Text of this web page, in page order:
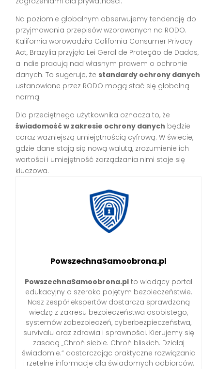
Na poziomie globalnym obserwujemy tendencję do
przyjmowania przepisów wzorowanych na RODO.
Kalifornia wprowadziła California Consumer Privacy
Act, Brazylia przyjęła Lei Geral de Proteção de Dados,
a Indie pracują nad własnym prawem o ochronie
danych. To sugeruje, że standardy ochrony danych
ustanowione przez RODO mogą stać się globalną
normą.
Dla przeciętnego użytkownika oznacza to, że
świadomość w zakresie ochrony danych będzie
coraz ważniejszą umiejętnością cyfrową. W świecie,
gdzie dane stają się nową walutą, zrozumienie ich
wartości i umiejętność zarządzania nimi staje się
kluczowa.
PowszechnaSamoobrona.pl
PowszechnaSamoobrona.pl to wiodący portal
edukacyjny o szeroko pojętym bezpieczeństwie.
Nasz zespół ekspertów dostarcza sprawdzoną
wiedzę z zakresu bezpieczeństwa osobistego,
systemów zabezpieczeń, cyberbezpieczeństwa,
survivalu oraz zdrowia i sprawności. Kierujemy się
zasadą „Chroń siebie. Chroń bliskich. Działaj
świadomie.” dostarczając praktyczne rozwiązania
i rzetelne informacje dla świadomych odbiorców.